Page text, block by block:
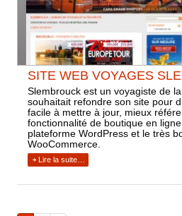
SITE WEB VOYAGES
Slembrouck est un voyagiste de
souhaitait refondre son site pour
facile à mettre à jour, mieux
fonctionnalité de boutique en
plateforme WordPress et le très
WooCommerce.
Lire la suite…